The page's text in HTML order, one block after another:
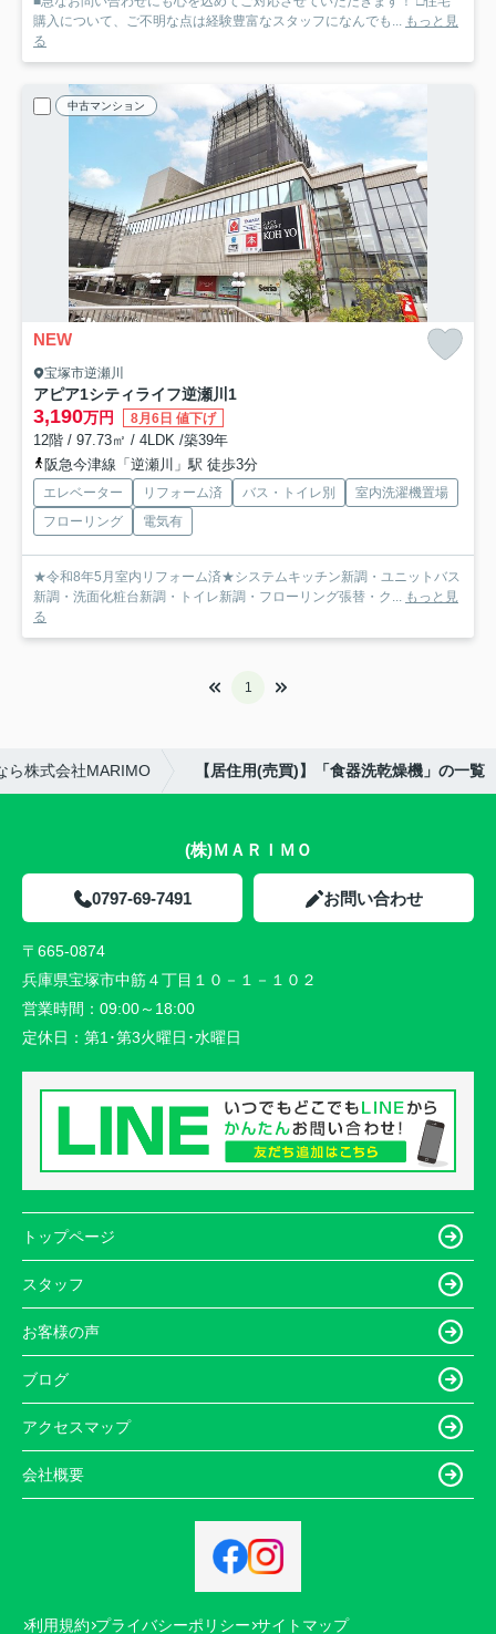
購入について、ご不明な点は経験豊富なスタッフになんでも... もっと見
る
中古マンション
NEW
宝塚市逆瀬川
アピア1シティライフ逆瀬川1
3,190万円 8月6日 値下げ
12階 / 97.73㎡ / 4LDK /築39年
阪急今津線「逆瀬川」駅 徒歩3分
エレベーター リフォーム済 バス・トイレ別
室内洗濯機置場
フローリング
電気有
★令和8年5月室内リフォーム済★システムキッチン新調・ユニットバス
新調・洗面化粧台新調・トイレ新調・フローリング張替・ク... もっと見
る
1
ら株式会社MARIMO 【居住用(売買)】「食器洗乾燥機」の一覧
(株)ＭＡＲＩＭＯ
0797-69-7491 お問い合わせ
〒665-0874
兵庫県宝塚市中筋４丁目１０－１－１０２
営業時間： 09:00～18:00
定休日： 第1･第3火曜日･水曜日
トップページ
スタッフ
お客様の声
ブログ
アクセスマップ
会社概要
利用規約 プライバシーポリシー サイトマップ